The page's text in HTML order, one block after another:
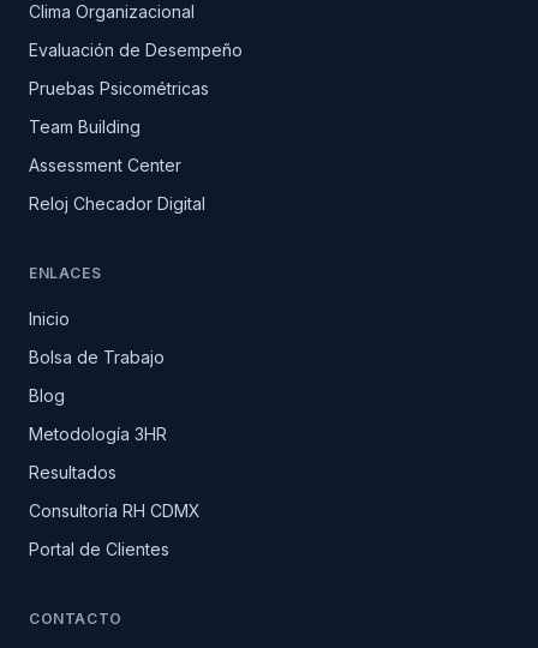
Clima Organizacional
Evaluación de Desempeño
Pruebas Psicométricas
Team Building
Assessment Center
Reloj Checador Digital
ENLACES
Inicio
Bolsa de Trabajo
Blog
Metodología 3HR
Resultados
Consultoría RH CDMX
Portal de Clientes
CONTACTO